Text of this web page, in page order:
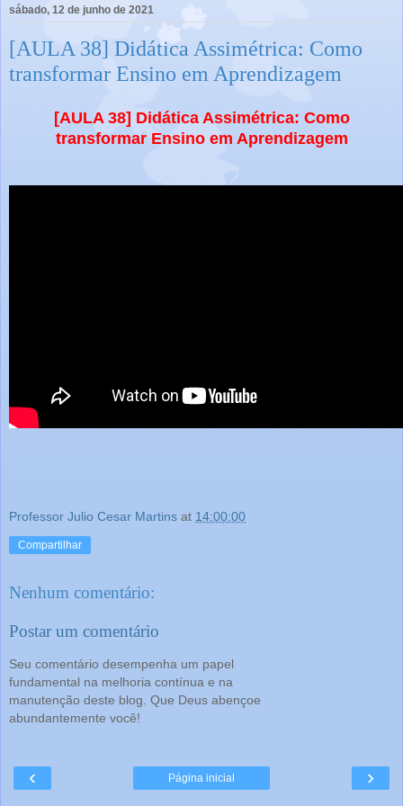
sábado, 12 de junho de 2021
[AULA 38] Didática Assimétrica: Como
transformar Ensino em Aprendizagem
[AULA 38] Didática Assimétrica: Como
transformar Ensino em Aprendizagem
Professor Julio Cesar Martins at 14:00:00
Compartilhar
Nenhum comentário:
Postar um comentário
Seu comentário desempenha um papel
fundamental na melhoria contínua e na
manutenção deste blog. Que Deus abençoe
abundantemente você!
‹ ›
Página inicial